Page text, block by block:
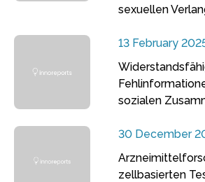
sexuellen
13 February
sozialen
30 December
zellbasierten